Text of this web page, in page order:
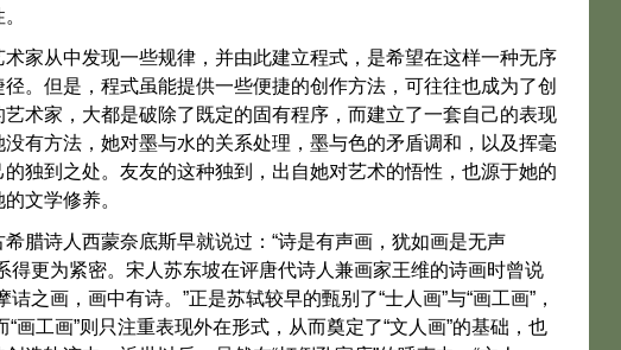
家从中发现一些规律，并由此建立程式，是希望在这样一种无序
。但是，程式虽能提供一些便捷的创作方法，可往往也成为了创
术家，大都是破除了既定的固有程序，而建立了一套自己的表现
有方法，她对墨与水的关系处理，墨与色的矛盾调和，以及挥毫
独到之处。友友的这种独到，出自她对艺术的悟性，也源于她的
文学修养。
腊诗人西蒙奈底斯早就说过：“诗是有声画，犹如画是无声
得更为紧密。宋人苏东坡在评唐代诗人兼画家王维的诗画时曾说
之画，画中有诗。”正是苏轼较早的甄别了“士人画”与“画工画”，
“画工画”则只注重表现外在形式，从而奠定了“文人画”的基础，也